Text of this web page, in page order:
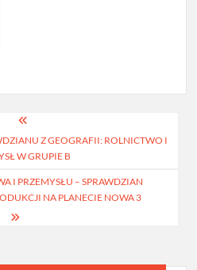
Z GEOGRAFII: ROLNICTWO I
W GRUPIE B
I PRZEMYSŁU – SPRAWDZIAN
NA PLANECIE NOWA 3